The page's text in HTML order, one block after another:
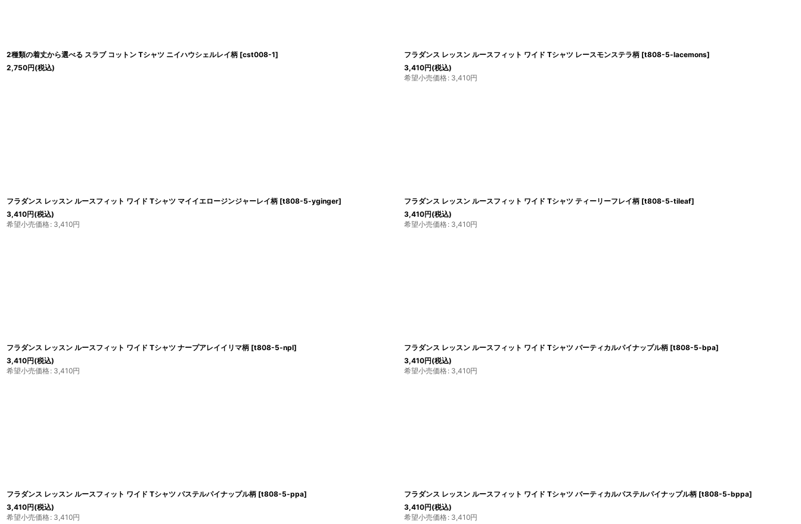
2種類の着丈から選べる スラブ コットン Tシャツ ニイハウシェルレイ柄 [cst008-1]
2,750円(税込)
フラダンス レッスン ルースフィット ワイド Tシャツ レースモンステラ柄 [t808-5-lacemons]
3,410円(税込)
希望小売価格: 3,410円
フラダンス レッスン ルースフィット ワイド Tシャツ マイイエロージンジャーレイ柄 [t808-5-yginger]
3,410円(税込)
希望小売価格: 3,410円
フラダンス レッスン ルースフィット ワイド Tシャツ ティーリーフレイ柄 [t808-5-tileaf]
3,410円(税込)
希望小売価格: 3,410円
フラダンス レッスン ルースフィット ワイド Tシャツ ナープアレイイリマ柄 [t808-5-npl]
3,410円(税込)
希望小売価格: 3,410円
フラダンス レッスン ルースフィット ワイド Tシャツ バーティカルパイナップル柄 [t808-5-bpa]
3,410円(税込)
希望小売価格: 3,410円
フラダンス レッスン ルースフィット ワイド Tシャツ パステルパイナップル柄 [t808-5-ppa]
3,410円(税込)
希望小売価格: 3,410円
フラダンス レッスン ルースフィット ワイド Tシャツ バーティカルパステルパイナップル柄 [t808-5-bppa]
3,410円(税込)
希望小売価格: 3,410円